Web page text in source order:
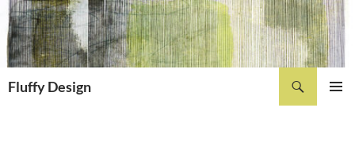
Zum
Inhalt
springen
Fluffy Design